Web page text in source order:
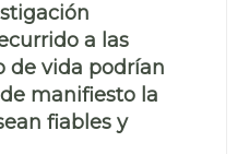
a las
de vida podrían
manifiesto la
fiables y